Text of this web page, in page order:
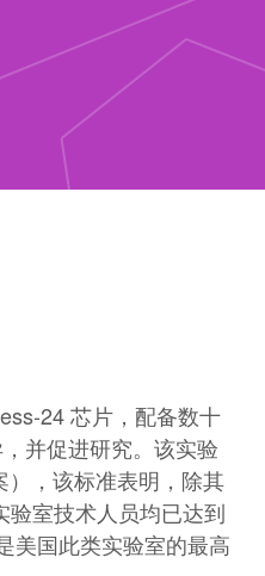
24 芯片，配备数十
并促进研究。该实验
，该标准表明，除其
室技术人员均已达到
美国此类实验室的最高